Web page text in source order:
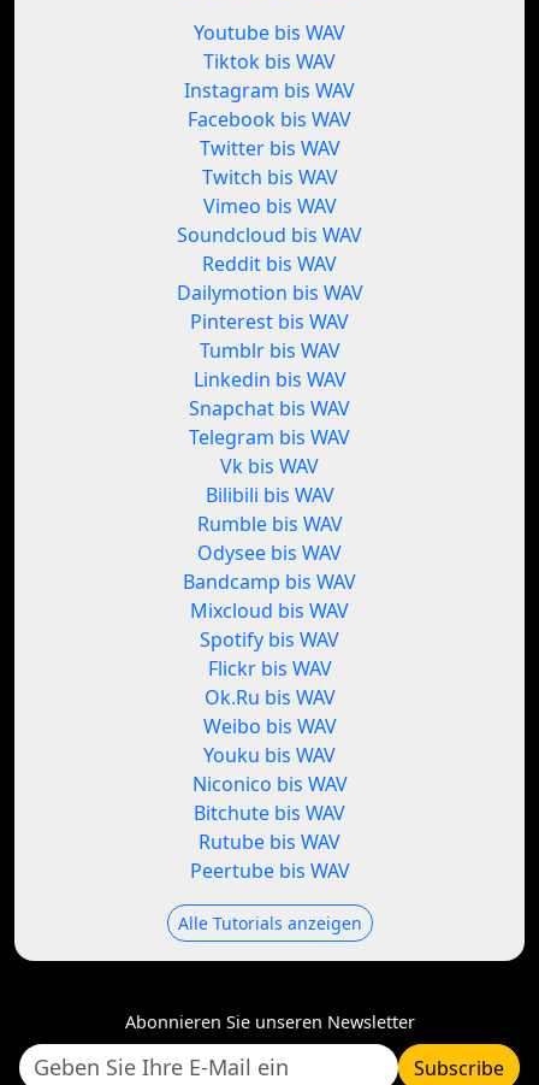
Youtube bis WAV
Tiktok bis WAV
Instagram bis WAV
Facebook bis WAV
Twitter bis WAV
Twitch bis WAV
Vimeo bis WAV
Soundcloud bis WAV
Reddit bis WAV
Dailymotion bis WAV
Pinterest bis WAV
Tumblr bis WAV
Linkedin bis WAV
Snapchat bis WAV
Telegram bis WAV
Vk bis WAV
Bilibili bis WAV
Rumble bis WAV
Odysee bis WAV
Bandcamp bis WAV
Mixcloud bis WAV
Spotify bis WAV
Flickr bis WAV
Ok.Ru bis WAV
Weibo bis WAV
Youku bis WAV
Niconico bis WAV
Bitchute bis WAV
Rutube bis WAV
Peertube bis WAV
Alle Tutorials anzeigen
Abonnieren Sie unseren Newsletter
Subscribe